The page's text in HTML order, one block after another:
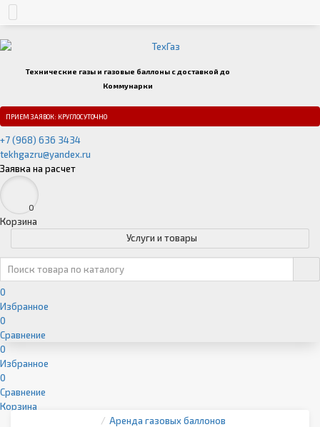
Технические газы и газовые баллоны с доставкой до
Коммунарки
ПРИЕМ ЗАЯВОК: КРУГЛОСУТОЧНО
+7 (968) 636 3434
tekhgazru@yandex.ru
Заявка на расчет
0
Корзина
Услуги и товары
0
Избранное
0
Сравнение
0
Избранное
0
Сравнение
Корзина
Аренда газовых баллонов